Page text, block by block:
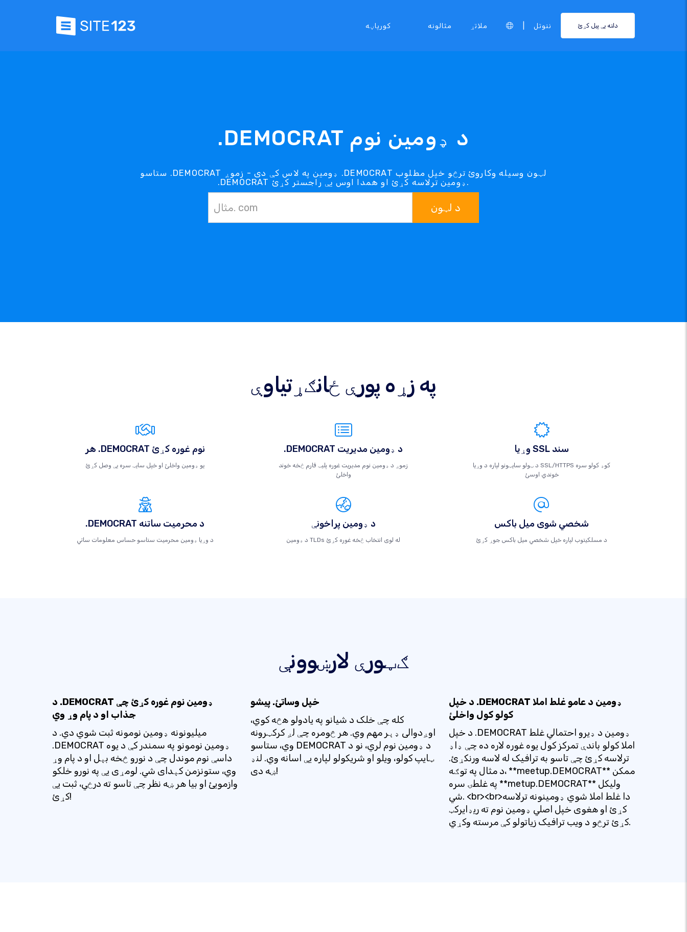
کورپاڼه مثالونه ملاتړ ننوتل دلته یې پیل کړئ
.DEMOCRAT د ډومین نوم
ستاسو .DEMOCRAT ډومین په لاس کې دی - زموږ .DEMOCRAT لټون وسیله وکاروئ ترڅو خپل مطلوب
.DEMOCRAT ډومین ترلاسه کړئ او همدا اوس یې راجستر کړئ.
د لټون
په زړه پورې ځانګړتیاوې
هر .DEMOCRAT نوم غوره کړئ
یو ډومین واخلئ او خپل سایټ سره یې وصل کړئ
.DEMOCRAT د ډومین مدیریت
زموږ د ډومین نوم مدیریت غوره پلیټ فارم څخه خوند
واخلئ
وړیا SSL سند
د ټولو سایټونو لپاره د وړیا SSL/HTTPS کوډ کولو سره
خوندي اوسئ
.DEMOCRAT د محرمیت ساتنه
د وړیا ډومین محرمیت ستاسو حساس معلومات ساتي
د ډومین پراخونې
د ډومین TLDs له لوی انتخاب څخه غوره کړئ
شخصي شوی میل باکس
د مسلکيتوب لپاره خپل شخصي میل باکس جوړ کړئ
ګټورې لارښوونې
د .DEMOCRAT ډومین نوم غوره کړئ چې
جذاب او د پام وړ وي
میلیونونه ډومین نومونه ثبت شوي دي. د
.DEMOCRAT ډومین نومونو په سمندر کې د یوه
داسې نوم موندل چې د نورو څخه بېل او د پام وړ
وي، ستونزمن کېدای شي. لومړی یې په نورو خلکو
وازمویئ او بیا هر ښه نظر چې تاسو ته درځي، ثبت یې
کړئ!
خپل وساتئ. پیشو
کله چې خلک د شیانو په یادولو هڅه کوي،
اوږدوالی ډېر مهم وي. هر څومره چې لږ کرکټرونه
وي، ستاسو DEMOCRAT د ډومین نوم لري، نو د
ټایپ کولو، ویلو او شریکولو لپاره یې اسانه وي. لنډ
ښه دی!
د خپل .DEMOCRAT ډومین د عامو غلط املا
کولو کول واخلئ
د خپل .DEMOCRAT ډومین د ډیرو احتمالي غلط
املا کولو باندې تمرکز کول یوه غوره لاره ده چې ډاډ
ترلاسه کړئ چې تاسو به ترافیک له لاسه ورنکړئ.
د مثال په توګه، **meetup.DEMOCRAT** ممکن
په غلطۍ سره **metup.DEMOCRAT** ولیکل
شي. <br><br>دا غلط املا شوي ډومینونه ترلاسه
کړئ او هغوی خپل اصلي ډومین نوم ته ریډایرکټ
کړئ ترڅو د ویب ترافیک زیاتولو کې مرسته وکړي.